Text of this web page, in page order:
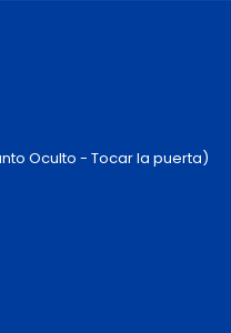
Oculto - Tocar la puerta)